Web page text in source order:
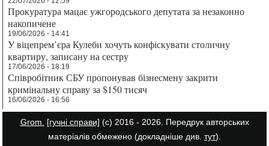
Прокуратура мацає ужгородського депутата за незаконно
накопичене
19/06/2026 - 14:41
У віцепрем’єра Кулеби хочуть конфіскувати столичну
квартиру, записану на сестру
17/06/2026 - 18:19
Співробітник СБУ пропонував бізнесмену закрити
кримінальну справу за $150 тисяч
16/06/2026 - 16:56
Grom. [гучні справи] (с) 2016 - 2026. Передрук авторських
матеріалів обмежено (докладніше див. тут).